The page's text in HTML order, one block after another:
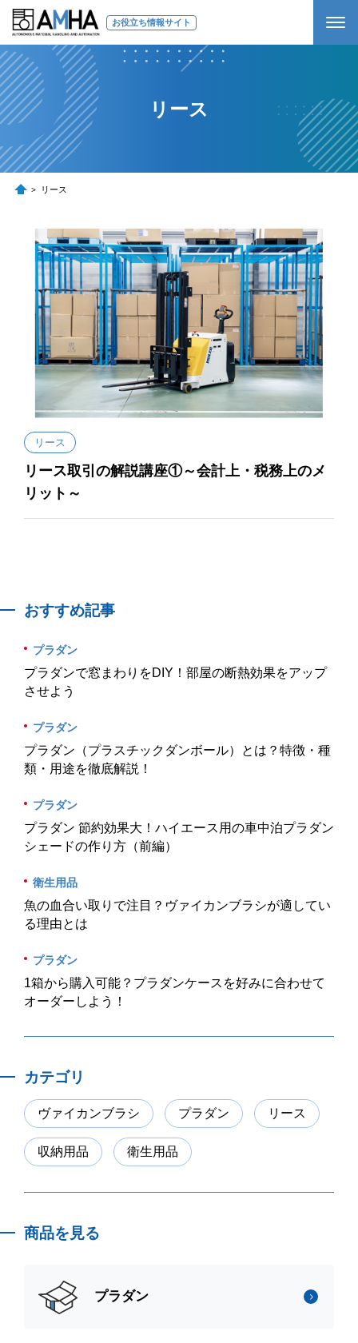
お役立ち情報サイト
リース
リース
リース
リース取引の解説講座①～会計上・税務上のメ
リット～
おすすめ記事
プラダン
プラダンで窓まわりをDIY！部屋の断熱効果をアップ
させよう
プラダン
プラダン（プラスチックダンボール）とは？特徴・種
類・用途を徹底解説！
プラダン
プラダン 節約効果大！ハイエース用の車中泊プラダン
シェードの作り方（前編）
衛生用品
魚の血合い取りで注目？ヴァイカンブラシが適してい
る理由とは
プラダン
1箱から購入可能？プラダンケースを好みに合わせて
オーダーしよう！
カテゴリ
ヴァイカンブラシ プラダン リース
収納用品 衛生用品
商品を見る
プラダン